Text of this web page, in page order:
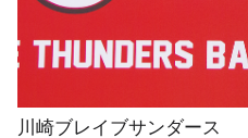
川崎ブレイブサンダース